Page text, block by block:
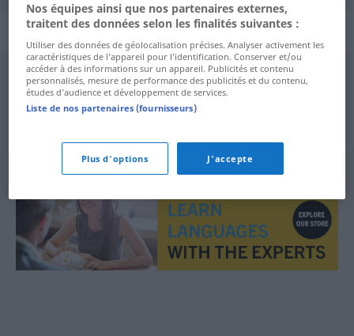
Synonymes de "commie"
communist
Nos équipes ainsi que nos partenaires externes,
traitent des données selon les finalités suivantes :
Utiliser des données de géolocalisation précises. Analyser activement les
caractéristiques de l’appareil pour l’identification. Conserver et/ou
accéder à des informations sur un appareil. Publicités et contenu
personnalisés, mesure de performance des publicités et du contenu,
études d’audience et développement de services.
Liste de nos partenaires (fournisseurs)
Plus d'options J'accepte